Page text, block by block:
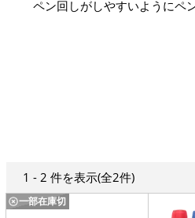
ペン回しがしやすいようにペ
1 - 2 件を表示(全2件)
一部在庫切